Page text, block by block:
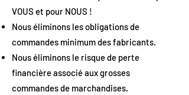
VOUS et pour NOUS !
Nous éliminons les obligations de
commandes minimum des fabricants.
Nous éliminons le risque de perte
financière associé aux grosses
commandes de marchandises.